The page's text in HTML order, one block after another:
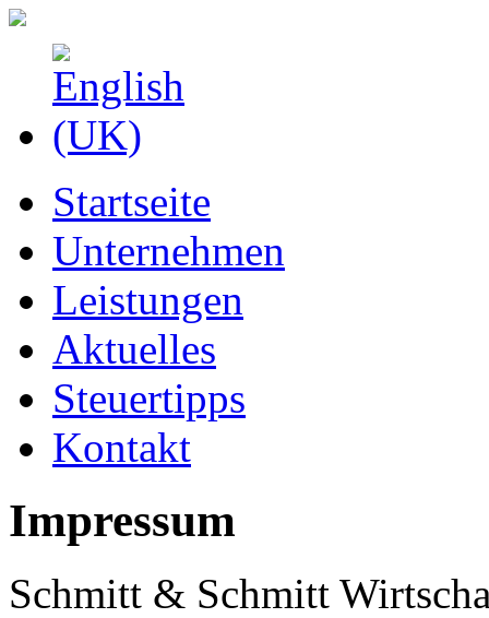
Startseite
Unternehmen
Leistungen
Aktuelles
Steuertipps
Kontakt
Impressum
Schmitt & Schmitt